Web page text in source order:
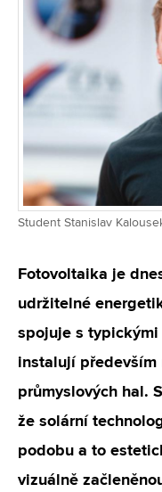
Student Stanislav
Fotovoltaika je
udržitelné
spojuje s
instalují především
průmyslových hal.
že solární
podobu a to
vizuálně